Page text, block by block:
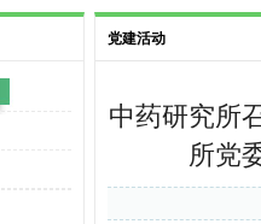
党建活动
中药研究所
所党